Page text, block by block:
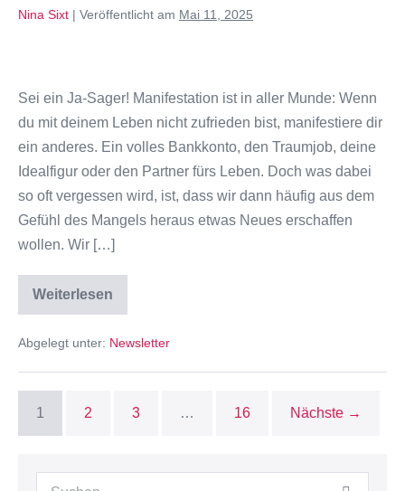
Nina Sixt | Veröffentlicht am Mai 11, 2025
Sei ein Ja-Sager! Manifestation ist in aller Munde: Wenn
du mit deinem Leben nicht zufrieden bist, manifestiere dir
ein anderes. Ein volles Bankkonto, den Traumjob, deine
Idealfigur oder den Partner fürs Leben. Doch was dabei
so oft vergessen wird, ist, dass wir dann häufig aus dem
Gefühl des Mangels heraus etwas Neues erschaffen
wollen. Wir […]
Weiterlesen
Abgelegt unter: Newsletter
1 2 3 … 16 Nächste →